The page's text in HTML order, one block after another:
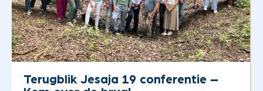
Terugblik Jesaja 19 conferentie –